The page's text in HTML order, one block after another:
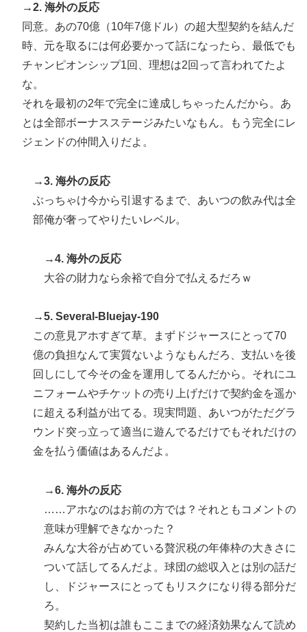
→2. 海外の反応
同意。あの70億（10年7億ドル）の超大型契約を結んだ
時、元を取るには何必要かって話になったら、最低でも
チャンピオンシップ1回、理想は2回って言われてたよ
な。
それを最初の2年で完全に達成しちゃったんだから。あ
とは全部ボーナスステージみたいなもん。もう完全にレ
ジェンドの仲間入りだよ。
→3. 海外の反応
ぶっちゃけ今から引退するまで、あいつの飲み代は全
部俺が奢ってやりたいレベル。
→4. 海外の反応
大谷の財力なら余裕で自分で払えるだろｗ
→5. Several-Bluejay-190
この意見アホすぎて草。まずドジャースにとって70
億の負担なんて実質ないようなもんだろ、支払いを後
回しにして今その金を運用してるんだから。それにユ
ニフォームやチケットの売り上げだけで契約金を遥か
に超える利益が出てる。現実問題、あいつがただグラ
ウンド突っ立って適当に遊んでるだけでもそれだけの
金を払う価値はあるんだよ。
→6. 海外の反応
……アホなのはお前の方では？それともコメントの
意味が理解できなかった？
みんな大谷が占めている贅沢税の年俸枠の大きさに
ついて話してるんだよ。球団の総収入とは別の話だ
し、ドジャースにとってもリスクになり得る部分だ
ろ。
契約した当初は誰もここまでの経済効果なんて読め